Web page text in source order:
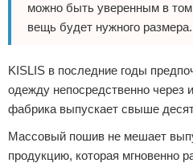
можно быть уверенным в
вещь будет нужного размера.
KISLIS в последние годы
одежду непосредственно через
фабрика выпускает свыше
Массовый пошив не мешает
продукцию, которая мгновенно